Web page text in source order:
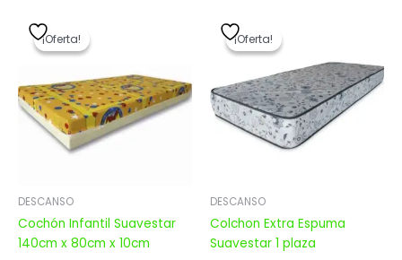
¡Oferta!
¡Oferta!
DESCANSO
Cochón Infantil Suavestar
140cm x 80cm x 10cm
precio
original
era:
$ 3.379,00.$ 2.703,20.
¡Oferta!
¡Oferta!
DESCANSO
Colchon Extra Espuma
Suavestar 1 plaza
precio
original
era:
$ 6.868,00.
es:
$ 5.494,40.